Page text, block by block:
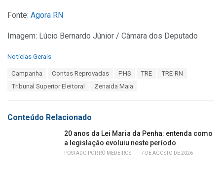
Fonte: Agora RN
Imagem: Lúcio Bernardo Júnior / Câmara dos Deputado
C
i
Notícias Gerais
Campanha Contas Reprovadas PHS TRE
TRE-RN
Tribunal Superior Eleitoral
Zenaida Maia
Conteúdo Relacionado
20 anos da Lei Maria da Penha: entenda como
a legislação evoluiu neste período
POSTADO POR RÔ MEDEIROS 7 DE AGOSTO DE 2026